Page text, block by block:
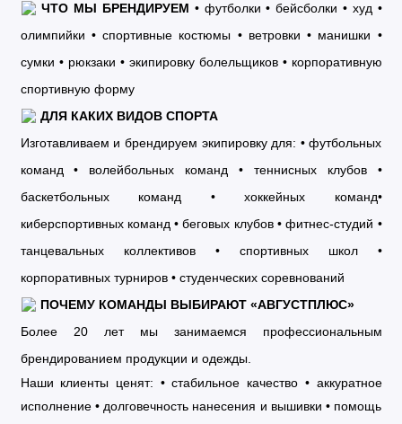
ЧТО МЫ БРЕНДИРУЕМ • футболки• бейсболки • худ •
олимпийки • спортивные костюмы • ветровки • манишки •
сумки • рюкзаки • экипировку болельщиков • корпоративную
спортивную форму
ДЛЯ КАКИХ ВИДОВ СПОРТА
Изготавливаем и брендируем экипировку для: • футбольных
команд • волейбольных команд • теннисных клубов •
баскетбольных команд • хоккейных команд•
киберспортивных команд • беговых клубов • фитнес-студий •
танцевальных коллективов • спортивных школ •
корпоративных турниров • студенческих соревнований
ПОЧЕМУ КОМАНДЫ ВЫБИРАЮТ «АВГУСТПЛЮС»
Более 20 лет мы занимаемся профессиональным
брендированием продукции и одежды.
Наши клиенты ценят: • стабильное качество • аккуратное
исполнение • долговечность нанесения и вышивки • помощь